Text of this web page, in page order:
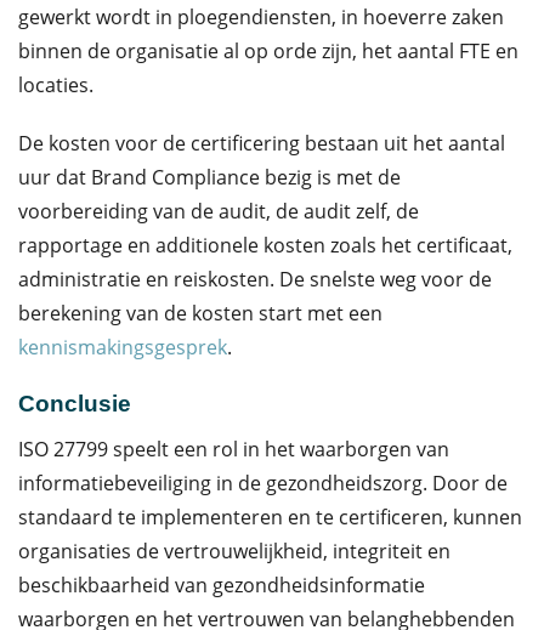
gewerkt wordt in ploegendiensten, in hoeverre zaken
binnen de organisatie al op orde zijn, het aantal FTE en
locaties.
De kosten voor de certificering bestaan uit het aantal
uur dat Brand Compliance bezig is met de
voorbereiding van de audit, de audit zelf, de
rapportage en additionele kosten zoals het certificaat,
administratie en reiskosten. De snelste weg voor de
berekening van de kosten start met een
kennismakingsgesprek.
Conclusie
ISO 27799 speelt een rol in het waarborgen van
informatiebeveiliging in de gezondheidszorg. Door de
standaard te implementeren en te certificeren, kunnen
organisaties de vertrouwelijkheid, integriteit en
beschikbaarheid van gezondheidsinformatie
waarborgen en het vertrouwen van belanghebbenden